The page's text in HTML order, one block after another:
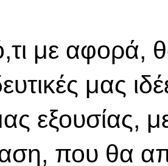
με αφορά,
μας
εξουσίας,
που θα